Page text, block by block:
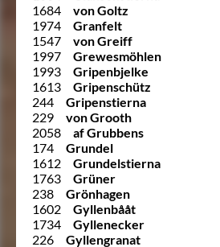
1684
von Goltz
1974
Granfelt
1547
von Greiff
1997
Grewesmöhlen
1993
Gripenbjelke
1613
Gripenschütz
244
Gripenstierna
229
von Grooth
2058
af Grubbens
174
Grundel
1612
Grundelstierna
1763
Grüner
238
Grönhagen
1602
Gyllenbååt
1734
Gyllenecker
226
Gyllengranat